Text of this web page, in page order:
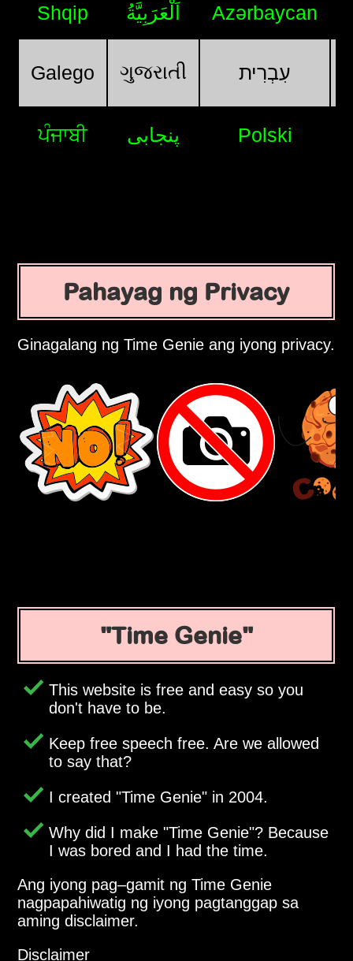
Shqip اَلْعَرَبِيَّةُ Azərbaycan
Galego ગુજરાતી עִבְרִית
ਪੰਜਾਬੀ پنجابی Polski
Pahayag ng Privacy
Ginagalang ng Time Genie ang iyong privacy.
Time Genie
This website is free and easy so you
don't have to be.
Keep free speech free. Are we allowed
to say that?
I created Time Genie in 2004.
Why did I make Time Genie ? Because
I was bored and I had the time.
Ang iyong pag–gamit ng Time Genie
nagpapahiwatig ng iyong pagtanggap sa
aming disclaimer.
Disclaimer